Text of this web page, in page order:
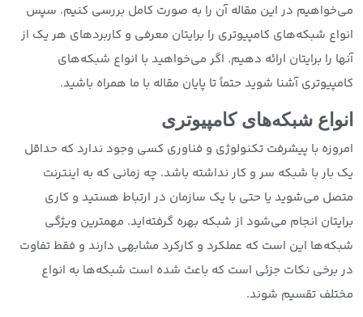
می‌خواهیم در این مقاله آن را به صورت کامل بررسی کنیم. سپس
انواع شبکه‌های کامپیوتری را برایتان معرفی و کاربردهای هر یک از
آنها را برایتان ارائه دهیم. اگر می‌خواهید با انواع شبکه‌های
کامپیوتری آشنا شوید حتماً تا پایان مقاله با ما همراه باشید.
انواع شبکه‌های کامپیوتری
امروزه با پیشرفت تکنولوژی و فناوری کسی وجود ندارد که حداقل
یک بار با شبکه سر و کار نداشته باشد. چه زمانی که به اینترنت
متصل می‌شوید یا حتی با یک سازمان در ارتباط هستید و کاری
برایتان انجام می‌شود از شبکه بهره گرفته‌اید. مهمترین ویژگی
شبکه‌ها این است که عملکرد و کارکرد مشابهی دارند و فقط تفاوت
در برخی نکات جزئی است که باعث شده است شبکه‌ها به انواع
مختلف تقسیم شوند.